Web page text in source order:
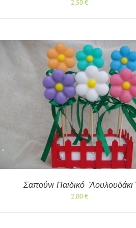
2,50€
Σαπούνι Παιδικό “Λουλουδάκι”
2,00€